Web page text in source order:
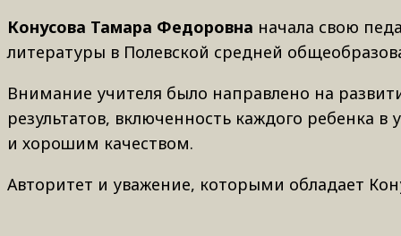
Конусова Тамара Федоровна начала свою
литературы в Полевской средней
Внимание учителя было направлено на
результатов, включенность каждого ребенка
и хорошим качеством.
Авторитет и уважение, которыми обладает